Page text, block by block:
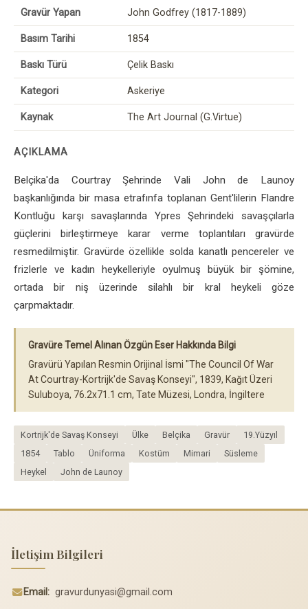
Gravür Yapan John Godfrey (1817-1889)
Basım Tarihi 1854
Baskı Türü Çelik Baskı
Kategori Askeriye
Kaynak The Art Journal (G.Virtue)
AÇIKLAMA
Belçika'da Courtray Şehrinde Vali John de Launoy
başkanlığında bir masa etrafınfa toplanan Gent'lilerin Flandre
Kontluğu karşı savaşlarında Ypres Şehrindeki savaşçılarla
güçlerini birleştirmeye karar verme toplantıları gravürde
resmedilmiştir. Gravürde özellikle solda kanatlı pencereler ve
frizlerle ve kadın heykelleriyle oyulmuş büyük bir şömine,
ortada bir niş üzerinde silahlı bir kral heykeli göze
çarpmaktadır.
Gravüre Temel Alınan Özgün Eser Hakkında Bilgi
Gravürü Yapılan Resmin Orijinal İsmi "The Council Of War
At Courtray-Kortrijk'de Savaş Konseyi", 1839, Kağıt Üzeri
Suluboya, 76.2x71.1 cm, Tate Müzesi, Londra, İngiltere
Kortrijk'de Savaş Konseyi Ülke Belçika Gravür
19.Yüzyıl
1854
Tablo Üniforma Kostüm Mimari
Süsleme
Heykel
John de Launoy
İletişim Bilgileri
Email: gravurdunyasi@gmail.com